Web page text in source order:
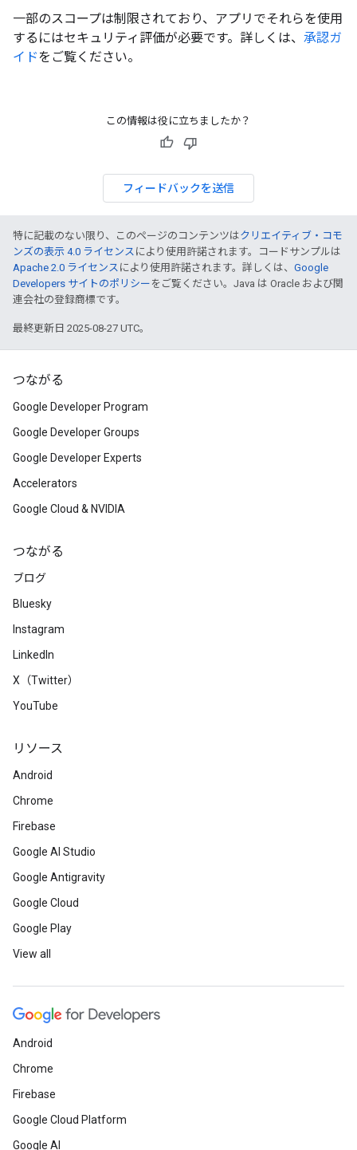
一部のスコープは制限されており、アプリでそれらを使用
するにはセキュリティ評価が必要です。詳しくは、 承認ガ
イドをご覧ください。
この情報は役に立ちましたか？
フィードバックを送信
特に記載のない限り、このページのコンテンツはクリエイティブ・コモ
ンズの表示 4.0 ライセンス により使用許諾されます。コードサンプルは
Apache 2.0 ライセンス により使用許諾されます。詳しくは、 Google
Developers サイトのポリシー をご覧ください。Java は Oracle および関
連会社の登録商標です。
最終更新日 2025-08-27 UTC。
つながる
Google Developer Program
Google Developer Groups
Google Developer Experts
Accelerators
Google Cloud & NVIDIA
つながる
ブログ
Bluesky
Instagram
LinkedIn
X（Twitter）
YouTube
リソース
Android
Chrome
Firebase
Google AI Studio
Google Antigravity
Google Cloud
Google Play
View all
Android
Chrome
Firebase
Google Cloud Platform
Google AI